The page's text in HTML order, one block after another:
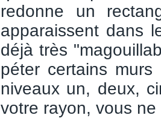
redonne un
apparaissent dans
déjà très
péter certains
niveaux un, deux,
votre rayon, vous